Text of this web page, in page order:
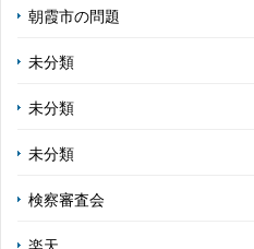
朝霞市の問題
未分類
未分類
未分類
検察審査会